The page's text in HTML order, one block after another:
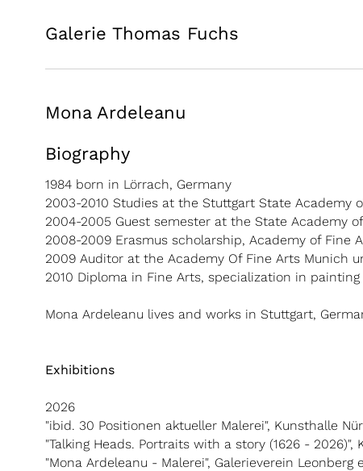
Galerie Thomas Fuchs
Mona Ardeleanu
Biography
1984 born in Lörrach, Germany
2003-2010 Studies at the Stuttgart State Academy
2004-2005 Guest semester at the State Academy
2008-2009 Erasmus scholarship, Academy of Fine
2009 Auditor at the Academy Of Fine Arts Munich
2010 Diploma in Fine Arts, specialization in painting
Mona Ardeleanu lives and works in Stuttgart,
Exhibitions
2026
"ibid. 30 Positionen aktueller Malerei", Kunsthalle
"Talking Heads. Portraits with a story (1626 - 2026)",
"Mona Ardeleanu - Malerei", Galerieverein Leonberg